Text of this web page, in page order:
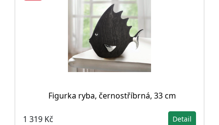
Figurka ryba, černostříbrná, 33 cm
1 319 Kč Detail